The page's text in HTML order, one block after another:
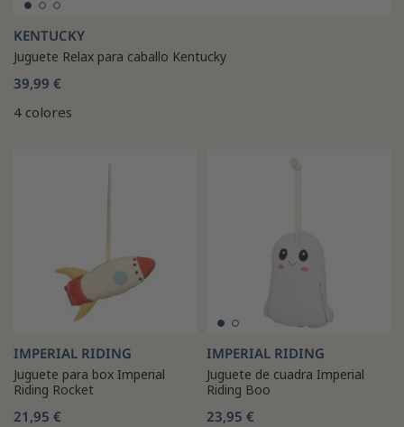
KENTUCKY
Juguete Relax para caballo Kentucky
39,99 €
4 colores
IMPERIAL RIDING
Juguete para box Imperial
Riding Rocket
21,95 €
IMPERIAL RIDING
Juguete de cuadra Imperial
Riding Boo
23,95 €